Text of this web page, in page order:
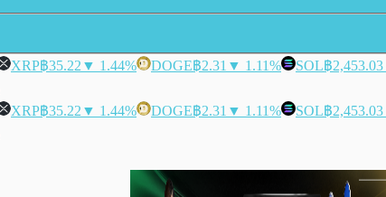
XRP฿35.22 ▼ 1.44% DOGE฿2.31 ▼ 1.11% SOL฿2,453.03
XRP฿35.22 ▼ 1.44% DOGE฿2.31 ▼ 1.11% SOL฿2,453.03